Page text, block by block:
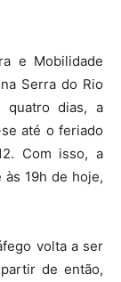
e Mobilidade
Serra do Rio
quatro dias, a
até o feriado
Com isso, a
19h de hoje,
volta a ser
de então,